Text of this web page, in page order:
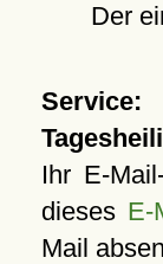
Der
Service:
Ihr E-
dieses E-
Mail